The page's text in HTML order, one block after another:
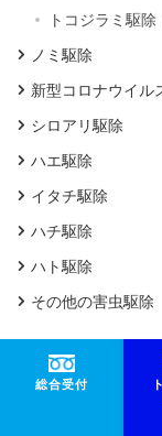
トコジラミ駆除
ノミ駆除
新型コロナウイル
シロアリ駆除
ハエ駆除
イタチ駆除
ハチ駆除
ハト駆除
その他の害虫駆除
総合受付